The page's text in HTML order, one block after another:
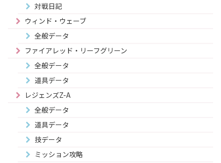
対戦日記
ウィンド・ウェーブ
全般データ
ファイアレッド・リーフグリーン
全般データ
道具データ
レジェンズZ-A
全般データ
道具データ
技データ
ミッション攻略